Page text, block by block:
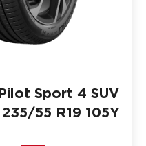
Sport 4 SUV
235/55 R19 105Y